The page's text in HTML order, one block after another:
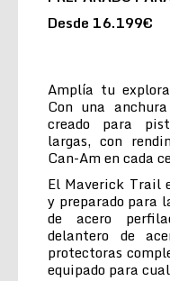
Desde 16.199€
Amplía tu
Con una
creado para
largas, con
Can-Am en cada
El Maverick Trail
y preparado para
de acero
delantero de
protectoras
equipado para